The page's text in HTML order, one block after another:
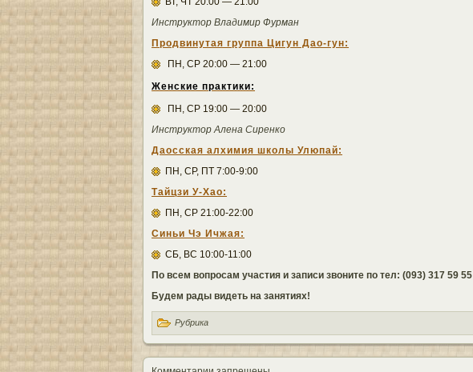
Инструктор Владимир Фурман
Продвинутая группа Цигун Дао-гун:
ПН, СР 20:00 — 21:00
Женские практики:
ПН, СР 19:00 — 20:00
Инструктор Алена Сиренко
Даосская алхимия школы Улюпай:
ПН, СР, ПТ 7:00-9:00
Тайцзи У-Хао:
ПН, СР 21:00-22:00
Синьи Чэ Ичжая:
СБ, ВС 10:00-11:00
По всем вопросам участия и записи звоните по тел: (093) 317 59 55
Будем рады видеть на занятиях!
Рубрика